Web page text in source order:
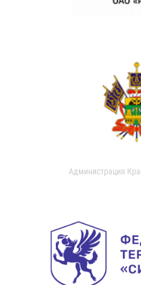
Администрация